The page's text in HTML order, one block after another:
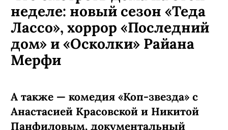
неделе: новый сезон «Теда
Лассо», хоррор «Последний
дом» и «Осколки» Райана
Мерфи
А также — комедия «Коп-звезда» с
Анастасией Красовской и Никитой
Панфиловым, документальный